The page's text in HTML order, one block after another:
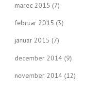
marec 2015 (7)
februar 2015 (3)
januar 2015 (7)
december 2014 (9)
november 2014 (12)